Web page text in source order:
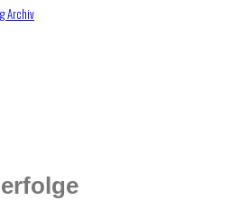
Archiv